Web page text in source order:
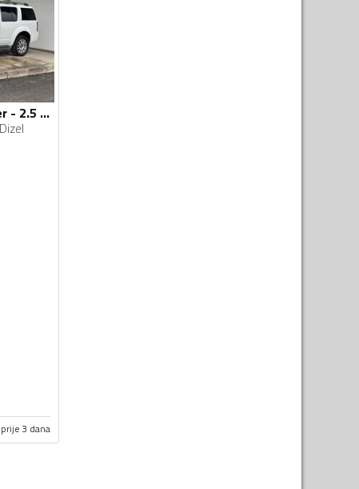
Nissan - Pathfinder - 2.5 DCI
Dizel
prije 3 dana